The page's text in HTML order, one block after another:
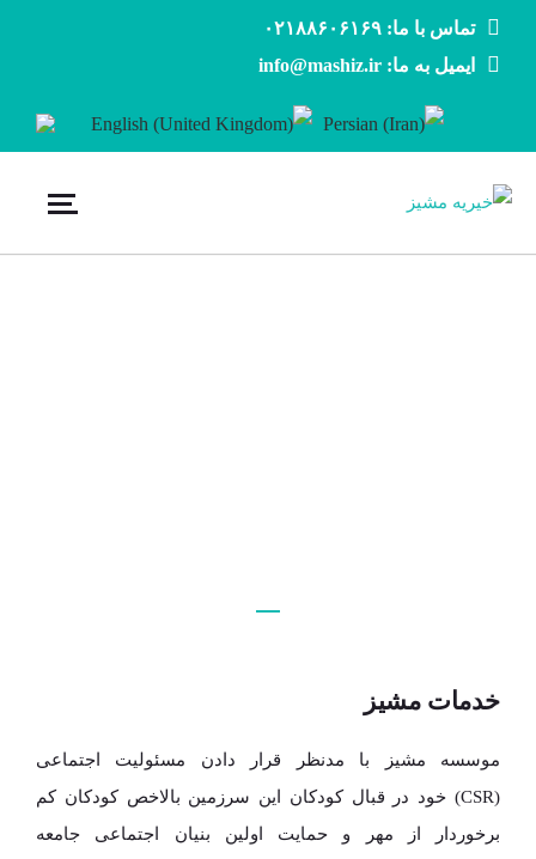
تماس با ما: ۰۲۱۸۸۶۰۶۱۶۹
ایمیل به ما: info@mashiz.ir
خدمات مشیز
موسسه مشیز با مدنظر قرار دادن مسئولیت اجتماعی
(CSR) خود در قبال کودکان این سرزمین بالاخص کودکان کم
برخوردار از مهر و حمایت اولین بنیان اجتماعی جامعه